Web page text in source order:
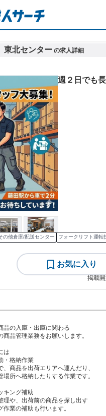
北センター の求人詳細
週２日でも
の他倉庫/配送センター フォークリフト運転
お気に入り
掲載開
品の入庫・出庫に関わる
商品管理業務をお願いします。
は
・格納作業
商品を出荷エリアへ運んだり、
場所へ格納したりする作業です。
キング補助
理や、出荷前の商品を探し出す
作業の補助も行います。